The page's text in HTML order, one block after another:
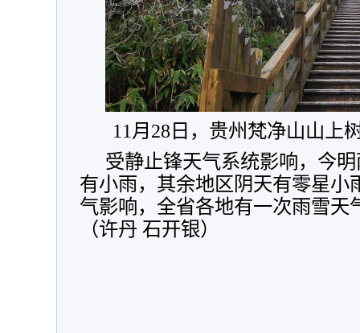
11月28日，贵州梵净山山上
受静止锋天气系统影响，今
有小雨，其余地区阴天有零星小
气影响，全省各地有一次雨雪天
（许丹 石开银）